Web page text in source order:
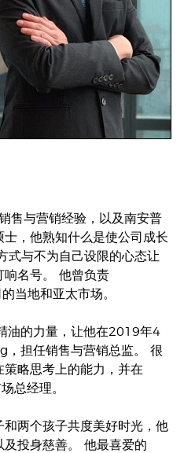
售与营销经验，以及南安普
，他熟知什么是使公司成长
式与不为自己设限的心态让
响名号。 他曾负责
当地和亚太市场。
油的力量，让他在2019年4
，担任销售与营销总监。 很
略思考上的能力，并在
总经理。
两个孩子共度美好时光，他
投身慈善。 他最喜爱的